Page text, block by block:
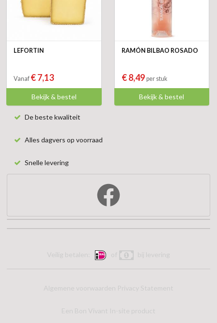
LEFORTIN
Vanaf € 7,13
Bekijk & bestel
RAMÓN BILBAO ROSADO
€ 8,49 per stuk
Bekijk & bestel
De beste kwaliteit
Alles dagvers op voorraad
Snelle levering
Veilig betalen: of bij levering
Algemene voorwaarden Privacy Statement
Een Bon Vivant In-site product